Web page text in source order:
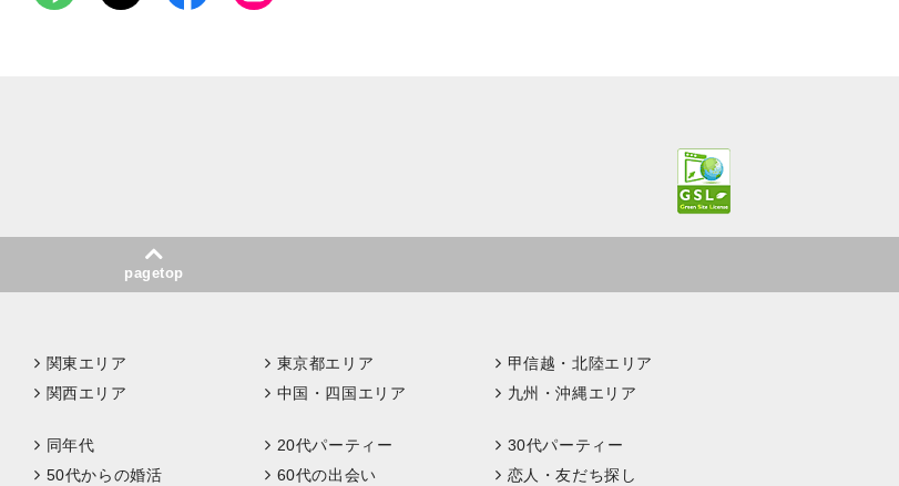
pagetop
関東エリア 東京都エリア
甲信越・北陸エリア
関西エリア 中国・四国エリア 九州・沖縄エリア
同年代 20代パーティー
30代パーティー
50代からの婚活 60代の出会い
恋人・友だち探し